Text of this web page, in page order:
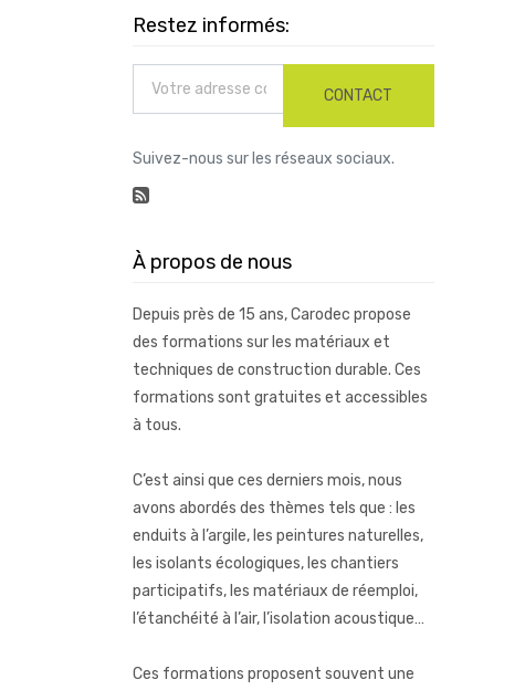
Restez informés:
CONTACT
Suivez-nous sur les réseaux sociaux.
À propos de nous
Depuis près de 15 ans, Carodec propose
des formations sur les matériaux et
techniques de construction durable. Ces
formations sont gratuites et accessibles
à tous.
C’est ainsi que ces derniers mois, nous
avons abordés des thèmes tels que : les
enduits à l’argile, les peintures naturelles,
les isolants écologiques, les chantiers
participatifs, les matériaux de réemploi,
l’étanchéité à l’air, l’isolation acoustique…
Ces formations proposent souvent une